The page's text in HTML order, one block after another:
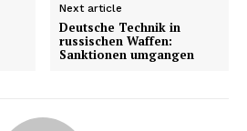
Next article
Deutsche Technik in
russischen Waffen:
Sanktionen umgangen